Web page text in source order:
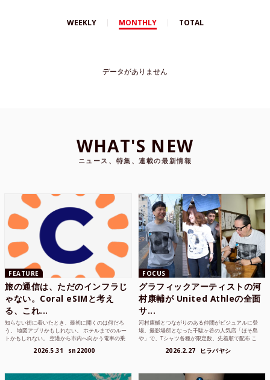
WEEKLY MONTHLY TOTAL
データがありません
WHAT'S NEW
ニュース、特集、連載の最新情報
FEATURE
旅の通信は、ただのインフラじ
ゃない。Coral eSIMと考え
る、これ...
知らない街に着いたとき、最初に開くのは何だろ
う。 地図アプリかもしれない。 ホテルまでのルー
トかもしれない。 空港から市内へ向かう電車の乗
2026.5.31 sn22000
FOCUS
グラフィックアーティストの河
村康輔が United Athleの全面
サ...
河村康輔とつながりのある仲間がビジュアルに登
場。撮影場所となった千駄ヶ谷の人気店「ほそ島
や」で、Tシャツ各種が限定数、先着順で配布 こ
2026.2.27 ヒラバヤシ